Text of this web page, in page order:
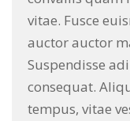
vitae. Fusce
auctor auctor
Suspendisse
consequat.
tempus, vitae